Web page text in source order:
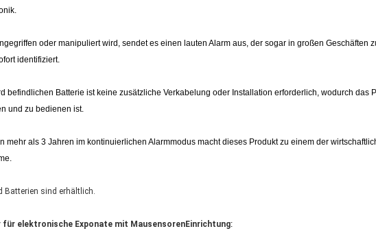
oder manipuliert wird, sendet es einen lauten Alarm aus, der sogar in großen Geschäften
identifiziert.
befindlichen Batterie ist keine zusätzliche Verkabelung oder Installation erforderlich, wodurch das
und zu bedienen ist.
mehr als 3 Jahren im kontinuierlichen Alarmmodus macht dieses Produkt zu einem der
Batterien sind erhältlich.
für elektronische Exponate mit MausensorenEinrichtung: